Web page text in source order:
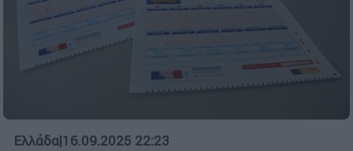
Ελλάδα|16.09.2025 22:23